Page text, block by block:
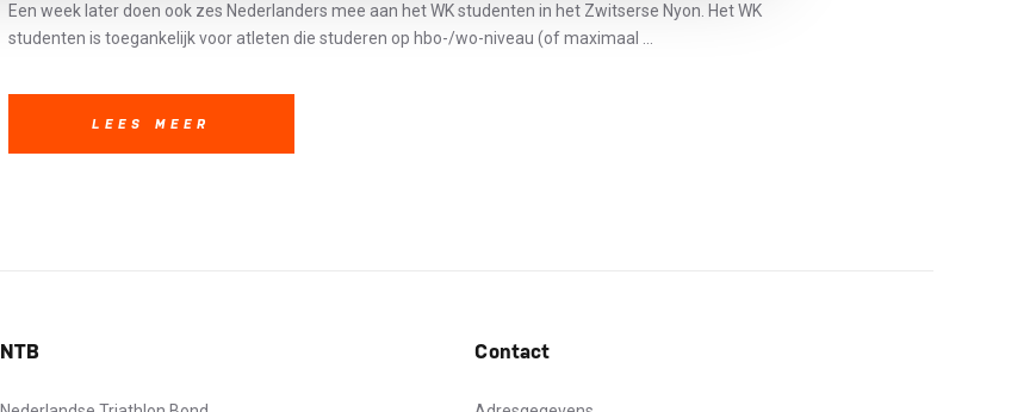
Een week later doen ook zes Nederlanders mee aan het WK studenten in het Zwitserse Nyon. Het WK
studenten is toegankelijk voor atleten die studeren op hbo-/wo-niveau (of maximaal ...
LEES MEER
NTB Contact